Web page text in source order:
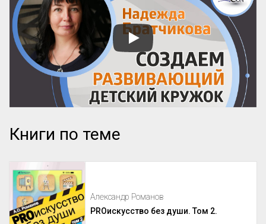
Книги по теме
Александр Романов
PROискусство без души. Том 2.